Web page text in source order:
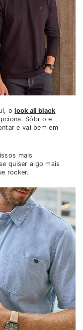
olook all black
Sóbrio e
e vai bem em
mais
quiser algo mais
rocker.